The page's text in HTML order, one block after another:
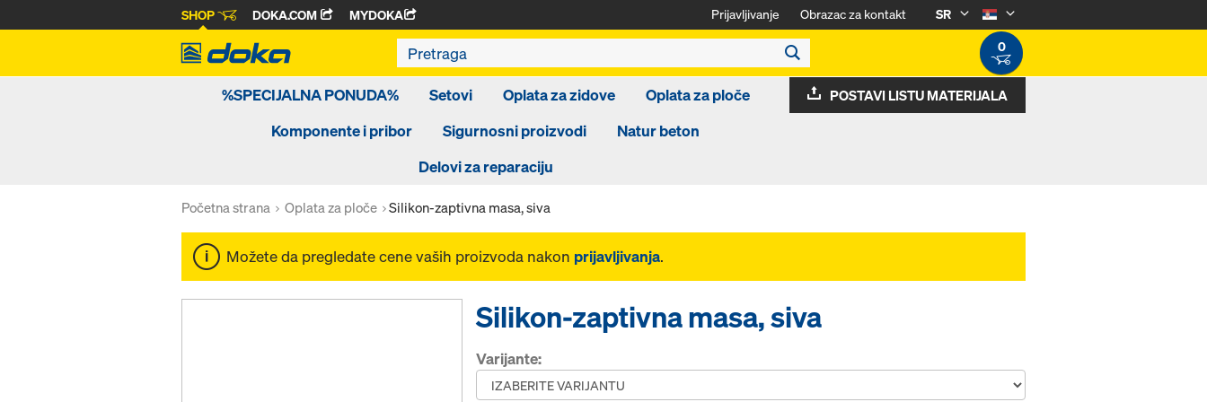
SHOP DOKA.COM MYDOKA Prijavljivanje Obrazac za kontakt
SR
0
%SPECIJALNA PONUDA% Setovi Oplata za zidove
Oplata za ploče
Komponente i pribor
Sigurnosni proizvodi
Natur beton
Delovi za reparaciju
POSTAVI LISTU MATERIJALA
Početna strana Oplata za ploče Silikon-zaptivna masa, siva
Možete da pregledate cene vaših proizvoda nakon prijavljivanja.
Silikon-zaptivna masa, siva
Varijante: